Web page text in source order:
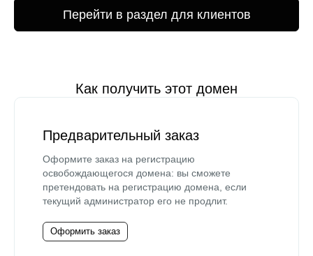
Перейти в раздел для клиентов
Как получить этот домен
Предварительный заказ
Оформите заказ на регистрацию
освобождающегося домена: вы сможете
претендовать на регистрацию домена, если
текущий администратор его не продлит.
Оформить заказ